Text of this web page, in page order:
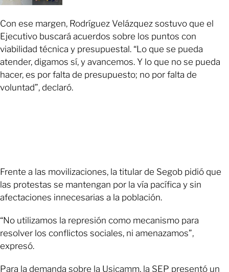
Con ese margen, Rodríguez Velázquez sostuvo que el
Ejecutivo buscará acuerdos sobre los puntos con
viabilidad técnica y presupuestal. “Lo que se pueda
atender, digamos sí, y avancemos. Y lo que no se pueda
hacer, es por falta de presupuesto; no por falta de
voluntad”, declaró.
Frente a las movilizaciones, la titular de Segob pidió que
las protestas se mantengan por la vía pacífica y sin
afectaciones innecesarias a la población.
“No utilizamos la represión como mecanismo para
resolver los conflictos sociales, ni amenazamos”,
expresó.
Para la demanda sobre la Usicamm, la SEP presentó un